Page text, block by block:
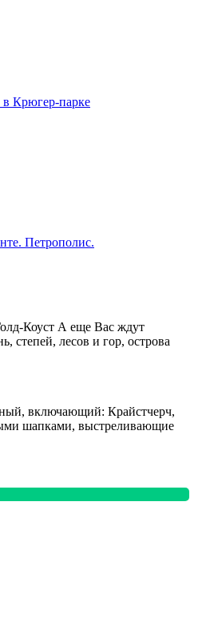
Крюгер-парке
Петрополис.
Коуст А еще Вас ждут
степей, лесов и гор, острова
включающий: Крайстчерч,
шапками, выстреливающие